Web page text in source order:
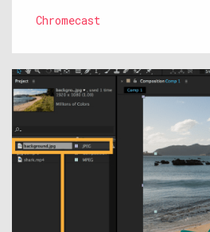
Chromecast